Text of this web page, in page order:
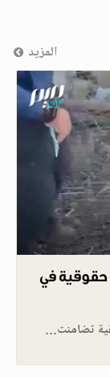
المزيد
في
تضامنت…